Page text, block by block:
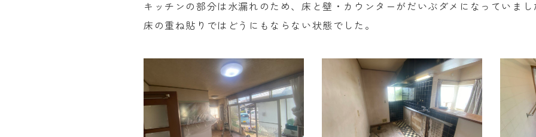
キッチンの部分は水漏れのため、床と壁・カウンターがだいぶダメになっていまし
床の重ね貼りではどうにもならない状態でした。